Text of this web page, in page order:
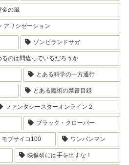
の風
アリシゼーション
ゾンビランドサガ
のは間違っているだろうか
とある科学の一方通行
とある魔術の禁書目録
ファンタシースターオンライン２
ブラック・クローバー
モブサイコ100 ワンパンマン
映像研には手を出すな！